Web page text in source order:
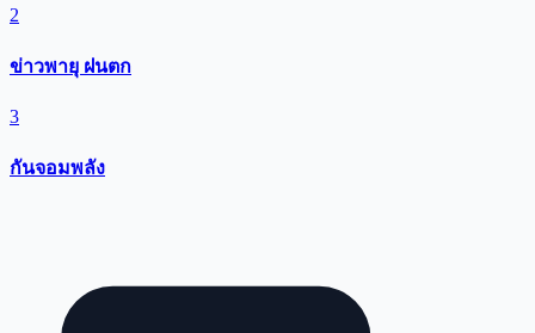
2
ข่าวพายุ ฝนตก
3
กันจอมพลัง